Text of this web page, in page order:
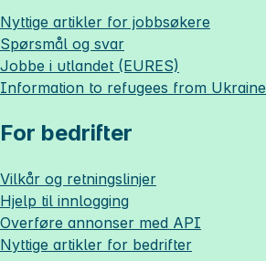
Nyttige artikler for jobbsøkere
Spørsmål og svar
Jobbe i utlandet (EURES)
Information to refugees from Ukraine
For bedrifter
Vilkår og retningslinjer
Hjelp til innlogging
Overføre annonser med API
Nyttige artikler for bedrifter